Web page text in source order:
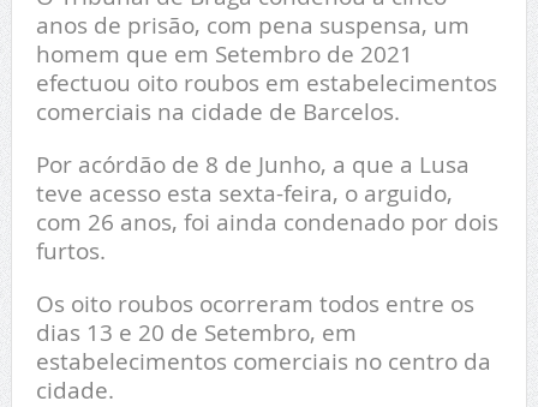
anos de prisão, com pena suspensa, um
homem que em Setembro de 2021
efectuou oito roubos em estabelecimentos
comerciais na cidade de Barcelos.
Por acórdão de 8 de Junho, a que a Lusa
teve acesso esta sexta-feira, o arguido,
com 26 anos, foi ainda condenado por dois
furtos.
Os oito roubos ocorreram todos entre os
dias 13 e 20 de Setembro, em
estabelecimentos comerciais no centro da
cidade.